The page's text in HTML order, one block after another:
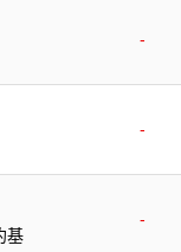
-
-
-
基